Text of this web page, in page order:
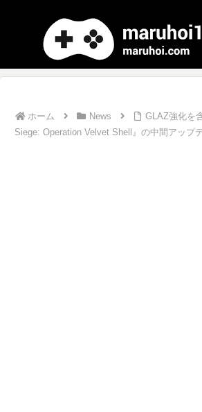
ホーム News
GLAZ強化を
Siege: Operation Velvet Shell』の中間アップ